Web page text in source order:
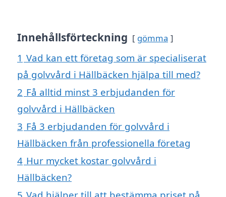
Innehållsförteckning gömma
1 Vad kan ett företag som är specialiserat
på golvvård i Hällbäcken hjälpa till med?
2 Få alltid minst 3 erbjudanden för
golvvård i Hällbäcken
3 Få 3 erbjudanden för golvvård i
Hällbäcken från professionella företag
4 Hur mycket kostar golvvård i
Hällbäcken?